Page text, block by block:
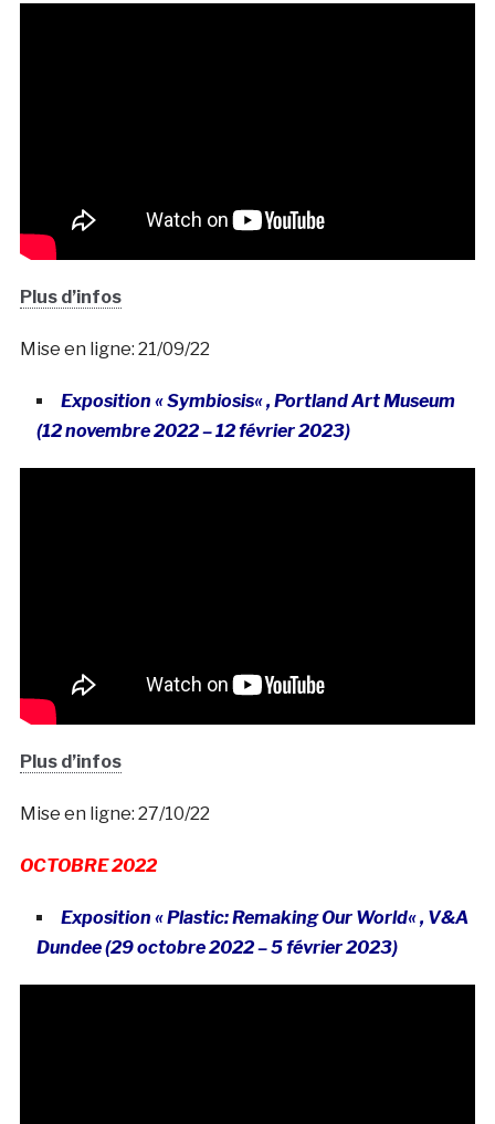
Plus d’infos
Mise en ligne: 21/09/22
Exposition « Symbiosis« , Portland Art Museum
(12 novembre 2022 – 12 février 2023)
Plus d’infos
Mise en ligne: 27/10/22
OCTOBRE 2022
Exposition « Plastic: Remaking Our World« , V&A
Dundee (29 octobre 2022 – 5 février 2023)